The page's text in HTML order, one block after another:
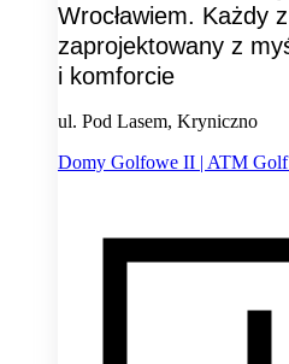
Wrocławiem. Każdy
zaprojektowany z
i komforcie
ul. Pod Lasem, Kryniczno
Domy Golfowe II | ATM Golf